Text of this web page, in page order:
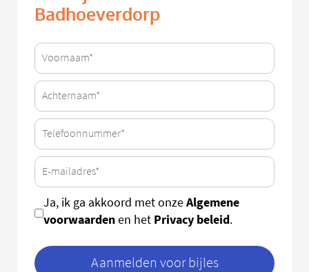
Badhoeverdorp
Ja, ik ga akkoord met onzeAlgemene
voorwaardenen het Privacy beleid.
Aanmelden voor bijles